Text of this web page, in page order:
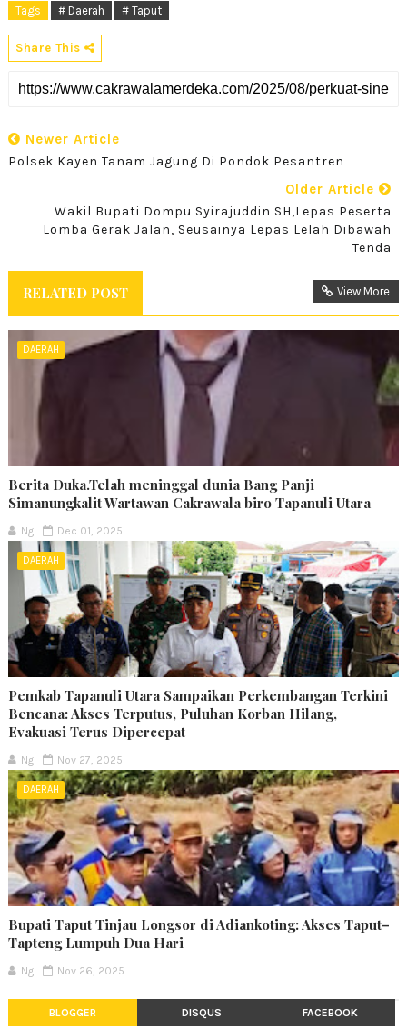
Tags # Daerah # Taput
Share This
Newer Article
Polsek Kayen Tanam Jagung Di Pondok Pesantren
Older Article
Wakil Bupati Dompu Syirajuddin SH,Lepas Peserta
Lomba Gerak Jalan, Seusainya Lepas Lelah Dibawah
Tenda
RELATED POST View More
DAERAH
Berita Duka.Telah meninggal dunia Bang Panji
Simanungkalit Wartawan Cakrawala biro Tapanuli Utara
Ng Dec 01, 2025
DAERAH
Pemkab Tapanuli Utara Sampaikan Perkembangan Terkini
Bencana: Akses Terputus, Puluhan Korban Hilang,
Evakuasi Terus Dipercepat
Ng Nov 27, 2025
DAERAH
Bupati Taput Tinjau Longsor di Adiankoting: Akses Taput–
Tapteng Lumpuh Dua Hari
Ng Nov 26, 2025
BLOGGER DISQUS FACEBOOK